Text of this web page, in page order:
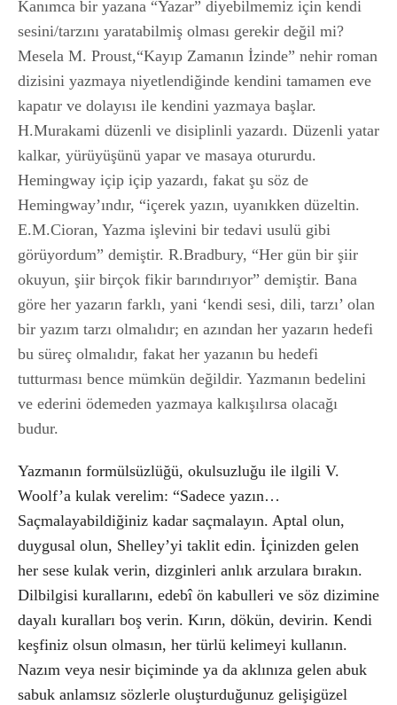
Kanımca bir yazana “Yazar” diyebilmemiz için kendi
sesini/tarzını yaratabilmiş olması gerekir değil mi?
Mesela M. Proust,“Kayıp Zamanın İzinde” nehir roman
dizisini yazmaya niyetlendiğinde kendini tamamen eve
kapatır ve dolayısı ile kendini yazmaya başlar.
H.Murakami düzenli ve disiplinli yazardı. Düzenli yatar
kalkar, yürüyüşünü yapar ve masaya otururdu.
Hemingway içip içip yazardı, fakat şu söz de
Hemingway’ındır, “içerek yazın, uyanıkken düzeltin.
E.M.Cioran, Yazma işlevini bir tedavi usulü gibi
görüyordum” demiştir. R.Bradbury, “Her gün bir şiir
okuyun, şiir birçok fikir barındırıyor” demiştir. Bana
göre her yazarın farklı, yani ‘kendi sesi, dili, tarzı’ olan
bir yazım tarzı olmalıdır; en azından her yazarın hedefi
bu süreç olmalıdır, fakat her yazanın bu hedefi
tutturması bence mümkün değildir. Yazmanın bedelini
ve ederini ödemeden yazmaya kalkışılırsa olacağı
budur.
Yazmanın formülsüzlüğü, okulsuzluğu ile ilgili V.
Woolf’a kulak verelim: “Sadece yazın…
Saçmalayabildiğiniz kadar saçmalayın. Aptal olun,
duygusal olun, Shelley’yi taklit edin. İçinizden gelen
her sese kulak verin, dizginleri anlık arzulara bırakın.
Dilbilgisi kurallarını, edebî ön kabulleri ve söz dizimine
dayalı kuralları boş verin. Kırın, dökün, devirin. Kendi
keşfiniz olsun olmasın, her türlü kelimeyi kullanın.
Nazım veya nesir biçiminde ya da aklınıza gelen abuk
sabuk anlamsız sözlerle oluşturduğunuz gelişigüzel